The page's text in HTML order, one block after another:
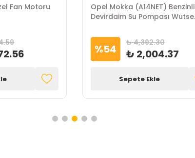
Fan Motoru
Opel Mokka (A14NET) Benzinli
Devirdaim Su Pompası Wutse
%54 ₺ 4,392.30
₺ 2,004.37
Sepete Ekle